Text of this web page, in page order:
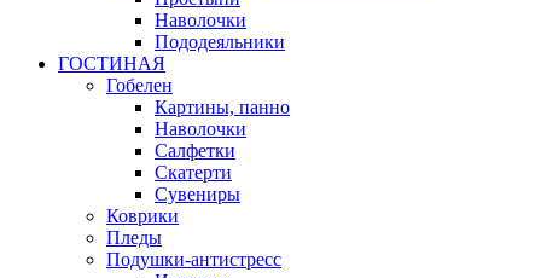
Наволочки
Пододеяльники
ГОСТИНАЯ
Гобелен
Картины, панно
Наволочки
Салфетки
Скатерти
Сувениры
Коврики
Пледы
Подушки-антистресс